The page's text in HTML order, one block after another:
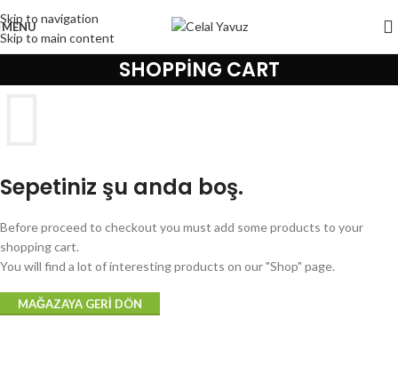
Skip to navigation
Skip to main content
MENU
SHOPPING CART
Sepetiniz şu anda boş.
Before proceed to checkout you must add some products to your
shopping cart.
You will find a lot of interesting products on our "Shop" page.
MAĞAZAYA GERI DÖN